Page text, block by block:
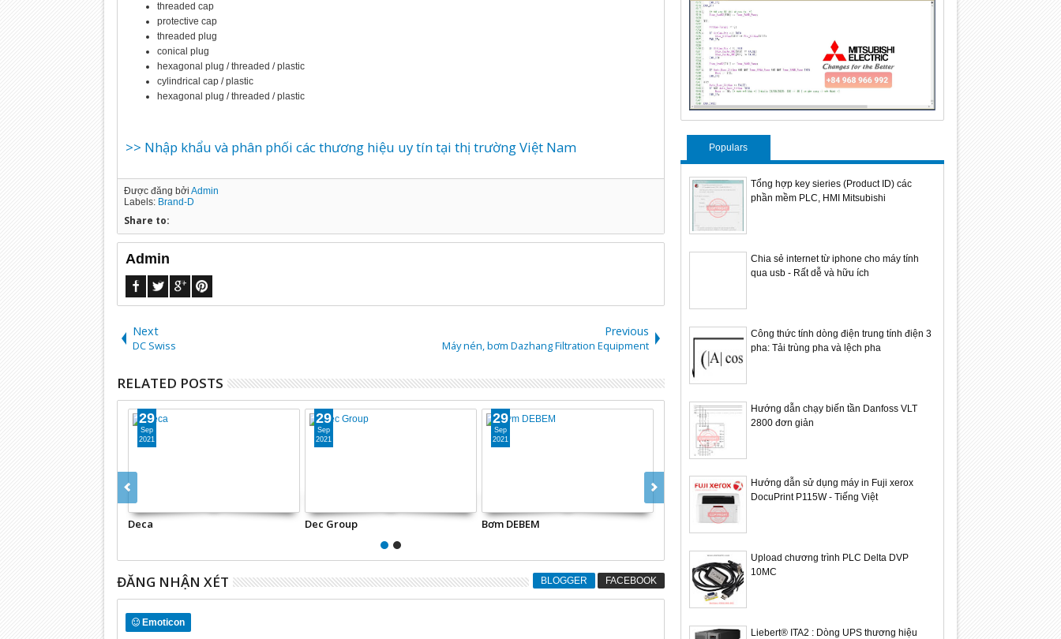
threaded cap
protective cap
threaded plug
conical plug
hexagonal plug / threaded / plastic
cylindrical cap / plastic
hexagonal plug / threaded / plastic
>> Nhập khẩu và phân phối các thương hiệu uy tín tại thị trường Việt Nam
Được đăng bởi Admin
Labels: Brand-D
Share to:
Admin
Next
DC Swiss
Previous
Máy nén, bơm Dazhang Filtration Equipment
RELATED POSTS
Deca
29
Sep
2021
Dec Group
29
Sep
2021
Bơm DEBEM
29
Sep
2021
Deacon Industries, Inc
ĐĂNG NHẬN XÉT BLOGGER FACEBOOK
Emoticon
Populars
Tổng hợp key sieries (Product ID) các
phần mềm PLC, HMI Mitsubishi
Chia sẻ internet từ iphone cho máy tính
qua usb - Rất dễ và hữu ích
Công thức tính dòng điện trung tính điện 3
pha: Tải trùng pha và lệch pha
Hướng dẫn chạy biến tần Danfoss VLT
2800 đơn giản
Hướng dẫn sử dụng máy in Fuji xerox
DocuPrint P115W - Tiếng Việt
Upload chương trình PLC Delta DVP
10MC
Liebert® ITA2 : Dòng UPS thương hiệu